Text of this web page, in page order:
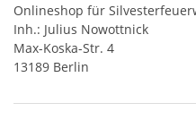
Onlineshop für
Inh.: Julius Nowottnick
Max-Koska-Str. 4
13189 Berlin